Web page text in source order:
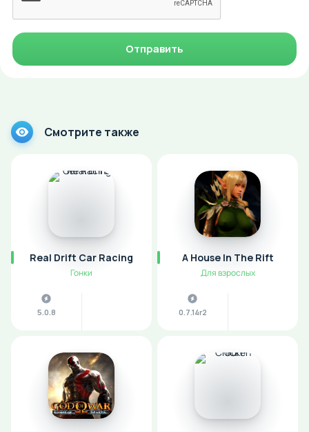
Отправить
Смотрите также
Real Drift Car Racing
Гонки
5.0.8
A House In The Rift
Для взрослых
0.7.14r2